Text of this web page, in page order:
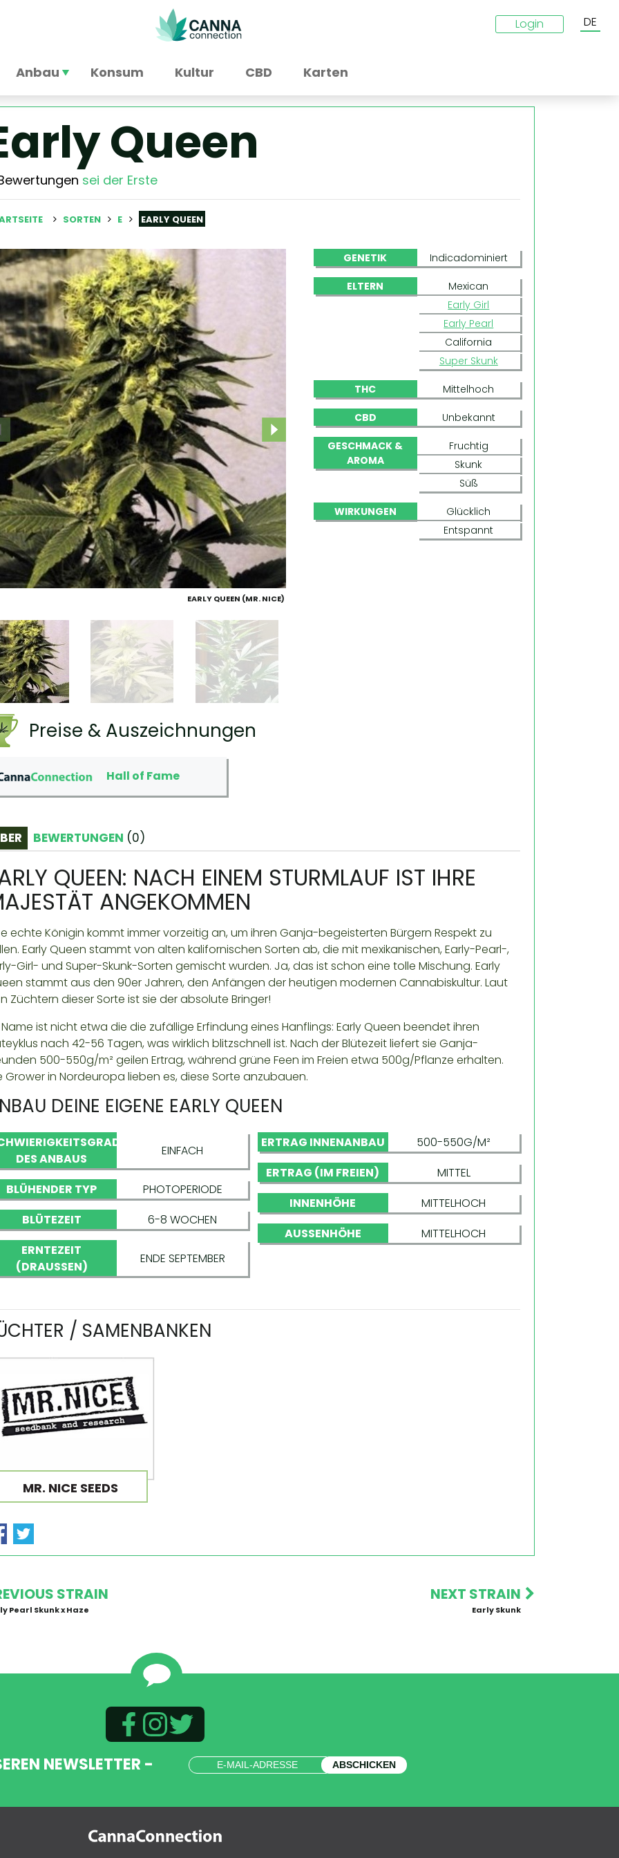
Login DE
Anbau Konsum Kultur CBD Karten
Queen
sei der Erste
SORTEN E EARLY QUEEN
EARLY QUEEN (MR. NICE)
GENETIK Indicadominiert
ELTERN
Mexican
Early Girl
Early Pearl
California
Super Skunk
THC Mittelhoch
CBD Unbekannt
GESCHMACK &
AROMA
Fruchtig
Skunk
Süß
WIRKUNGEN
Glücklich
Entspannt
Preise & Auszeichnungen
Hall of Fame
BEWERTUNGEN (0)
QUEEN: NACH EINEM STURMLAUF IST IHRE
ANGEKOMMEN
echte Königin kommt immer vorzeitig an, um ihren Ganja-begeisterten Bürgern Respekt zu
Early Queen stammt von alten kalifornischen Sorten ab, die mit mexikanischen, Early-Pearl-,
Girl- und Super-Skunk-Sorten gemischt wurden. Ja, das ist schon eine tolle Mischung. Early
stammt aus den 90er Jahren, den Anfängen der heutigen modernen Cannabiskultur. Laut
Züchtern dieser Sorte ist sie der absolute Bringer!
Name ist nicht etwa die die zufällige Erfindung eines Hanflings: Early Queen beendet ihren
nach 42-56 Tagen, was wirklich blitzschnell ist. Nach der Blütezeit liefert sie Ganja-
500-550g/m² geilen Ertrag, während grüne Feen im Freien etwa 500g/Pflanze erhalten.
Grower in Nordeuropa lieben es, diese Sorte anzubauen.
DEINE EIGENE EARLY QUEEN
DES ANBAUS
EINFACH
BLÜHENDER TYP
PHOTOPERIODE
BLÜTEZEIT
6-8 WOCHEN
ERNTEZEIT
(DRAUSSEN)
ENDE SEPTEMBER
ERTRAG INNENANBAU
500-550G/M²
ERTRAG (IM FREIEN)
MITTEL
INNENHÖHE
MITTELHOCH
AUSSENHÖHE
MITTELHOCH
/ SAMENBANKEN
MR. NICE SEEDS
STRAIN
Pearl Skunk x Haze
NEXT STRAIN
Early Skunk
NEWSLETTER - ABSCHICKEN